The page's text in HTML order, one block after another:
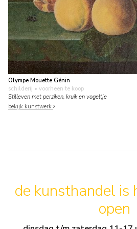
Olympe Mouette Génin
schilderij • voorheen te koop
Stilleven met perziken, kruik en vogeltje
bekijk kunstwerk
de kunsthandel is
open